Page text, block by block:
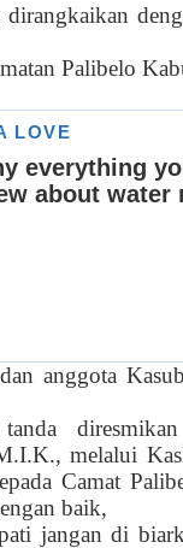
Palibelo
anggota
melalui
Camat
baik,
jangan di